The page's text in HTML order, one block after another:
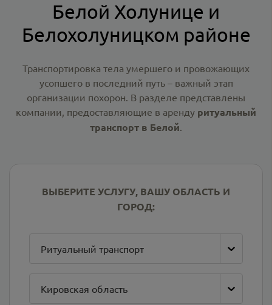
Белой Холунице и
Белохолуницком районе
Транспортировка тела умершего и провожающих
усопшего в последний путь – важный этап
организации похорон. В разделе представлены
компании, предоставляющие в аренду ритуальный
транспорт в Белой.
ВЫБЕРИТЕ УСЛУГУ, ВАШУ ОБЛАСТЬ И
ГОРОД:
Ритуальный транспорт
Кировская область